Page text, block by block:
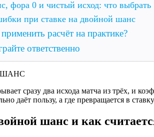
фора 0 и чистый исход: что выбрать
при ставке на двойной шанс
расчёт на практике?
ответственно
ШАНС
сразу два исхода матча из трёх, и
даёт пользу, а где превращается в
шанс и как